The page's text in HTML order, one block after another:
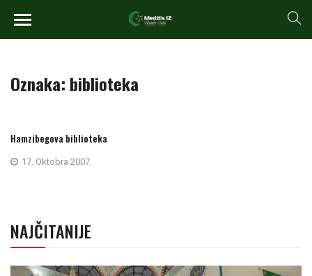
Oznaka: biblioteka
Hamzibegova biblioteka
17. Oktobra 2007.
NAJČITANIJE